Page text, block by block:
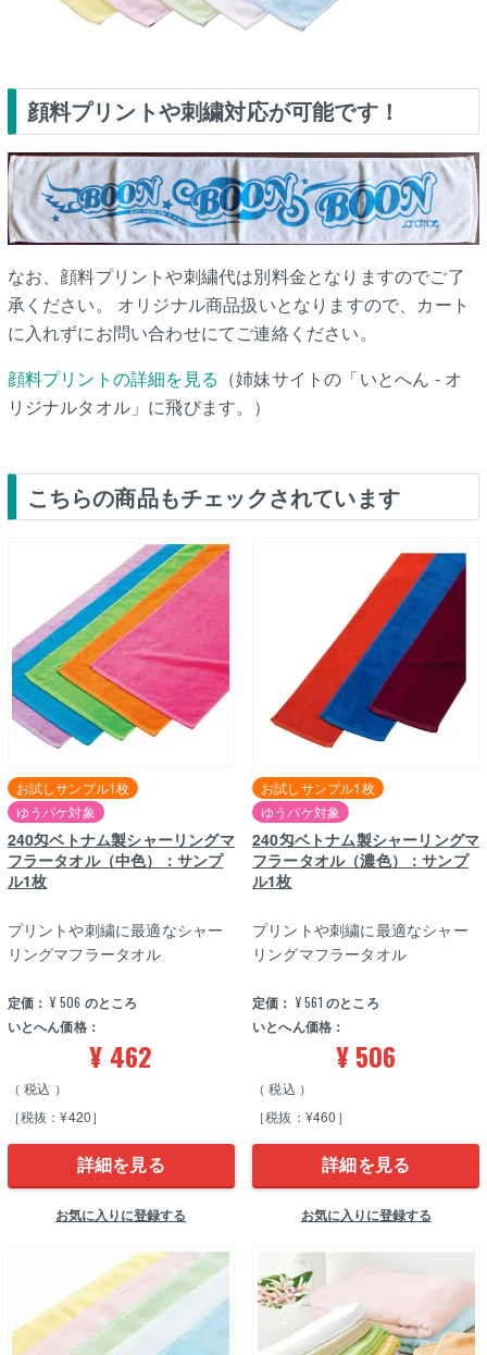
顔料プリントや刺繍対応が可能です！
なお、顔料プリントや刺繍代は別料金となりますのでご了
承ください。 オリジナル商品扱いとなりますので、カート
に入れずにお問い合わせにてご連絡ください。
顔料プリントの詳細を見る （姉妹サイトの「いとへん - オ
リジナルタオル」に飛びます。）
こちらの商品もチェックされています
240匁ベトナム製シャーリングマ
フラータオル（中色）：サンプ
ル1枚
お試しサンプル1枚
ゆうパケ対象
定価： ¥ 506 のところ
いとへん価格：
¥ 462
税込
［税抜：¥420］
プリントや刺繍に最適なシャー
リングマフラータオル
詳細を見る
お気に入りに登録する
240匁ベトナム製シャーリングマ
フラータオル（濃色）：サンプ
ル1枚
お試しサンプル1枚
ゆうパケ対象
定価： ¥561 のところ
いとへん価格：
¥506
税込
［税抜：¥460］
プリントや刺繍に最適なシャー
リングマフラータオル
詳細を見る
お気に入りに登録する